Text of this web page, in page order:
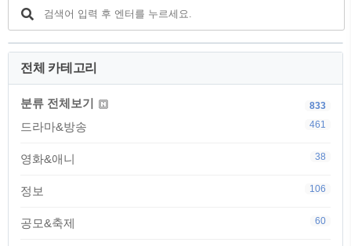
전체 카테고리
분류 전체보기 833
드라마&방송 461
영화&애니 38
정보 106
공모&축제 60